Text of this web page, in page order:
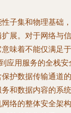
子集和物理基础，
展。对于网络与信
味着不能仅满足于
应用服务的全栈安
护数据传输通道的
和数据内容的系统
络的整体安全架构